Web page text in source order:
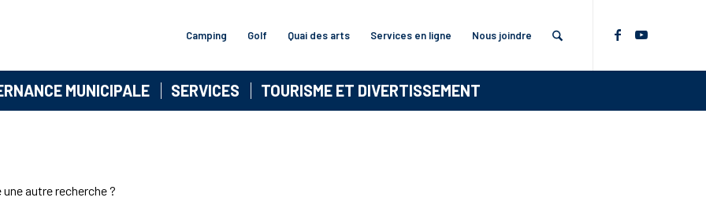
Camping Golf Quai des arts Services en ligne Nous joindre
MUNICIPALE SERVICES TOURISME ET DIVERTISSEMENT
autre recherche ?